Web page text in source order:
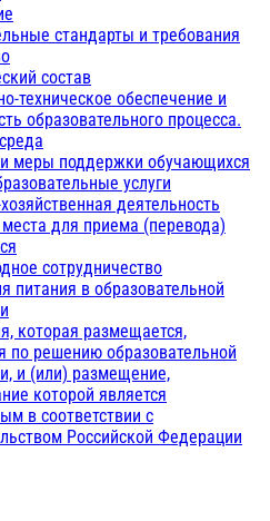
стандарты и требования
состав
техническое обеспечение и
образовательного процесса.
меры поддержки обучающихся
услуги
деятельность
для приема (перевода)
сотрудничество
питания в образовательной
которая размещается,
по решению образовательной
и (или) размещение,
которой является
в соответствии с
Российской Федерации